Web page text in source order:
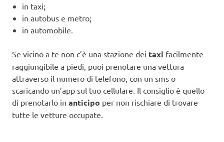
in taxi;
in autobus e metro;
in automobile.
Se vicino a te non c’è una stazione dei taxi facilmente
raggiungibile a piedi, puoi prenotare una vettura
attraverso il numero di telefono, con un sms o
scaricando un’app sul tuo cellulare. Il consiglio è quello
di prenotarlo in anticipo per non rischiare di trovare
tutte le vetture occupate.